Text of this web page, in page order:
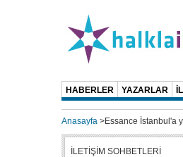
HABERLER YAZARLAR
Anasayfa >Essance İstanbul'a
İLETİŞİM SOHBETLERİ